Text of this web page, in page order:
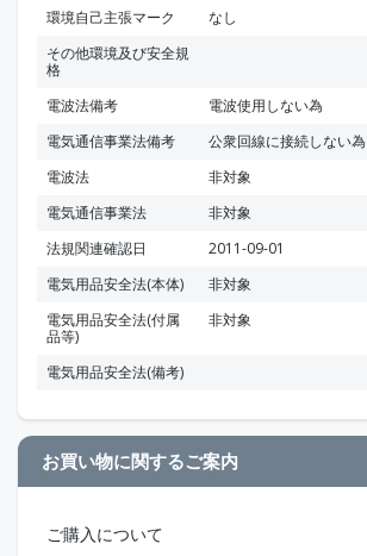
環境自己主張マーク
なし
その他環境及び安全規
格
電波法備考
電波使用しない為
電気通信事業法備考
公衆回線に接続しない為
電波法
非対象
電気通信事業法
非対象
法規関連確認日
2011-09-01
電気用品安全法(本体)
非対象
電気用品安全法(付属
品等)
非対象
電気用品安全法(備考)
お買い物に関するご案内
ご購入について